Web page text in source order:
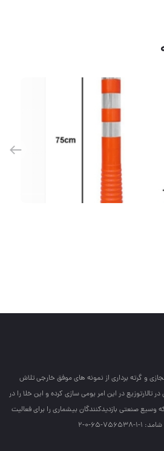
و گرته برداري از نمونه هاي موفق خارجي تلاش
در اين امر بومي سازي كرده و اين خلا را در
وسيع صنعتي بازديدكنندگان بيشماري را براي فعاليت
65-0-2